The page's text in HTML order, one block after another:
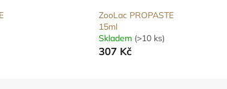
ZooLac PROPASTE
15ml
Skladem (>10 ks)
307 Kč